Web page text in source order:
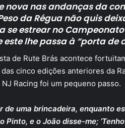
nova nas andanças da
da Régua não quis
se estrear no
lhe passa à “porta de
de Rute Brás acontece
cinco edições anteriores da
Racing foi um pequeno passo.
de uma brincadeira, enquanto
Pinto, e o João disse-me;